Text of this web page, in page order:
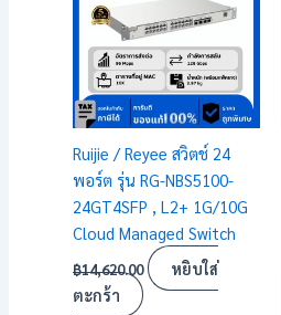
Ruijie / Reyee สวิตช์ 24
พอร์ต รุ่น RG-NBS5100-
24GT4SFP , L2+ 1G/10G
Cloud Managed Switch
฿14,620.00
หยิบใส่
ตะกร้า